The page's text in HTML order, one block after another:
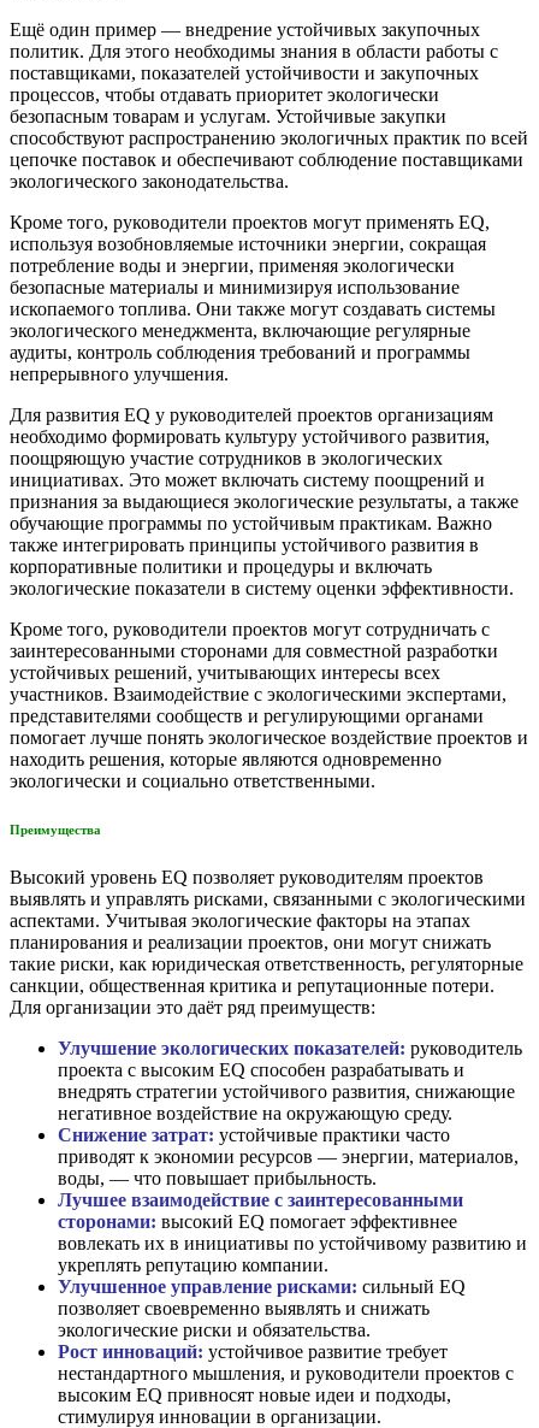
Ещё один пример — внедрение устойчивых закупочных
политик. Для этого необходимы знания в области работы с
поставщиками, показателей устойчивости и закупочных
процессов, чтобы отдавать приоритет экологически
безопасным товарам и услугам. Устойчивые закупки
способствуют распространению экологичных практик по всей
цепочке поставок и обеспечивают соблюдение поставщиками
экологического законодательства.
Кроме того, руководители проектов могут применять EQ,
используя возобновляемые источники энергии, сокращая
потребление воды и энергии, применяя экологически
безопасные материалы и минимизируя использование
ископаемого топлива. Они также могут создавать системы
экологического менеджмента, включающие регулярные
аудиты, контроль соблюдения требований и программы
непрерывного улучшения.
Для развития EQ у руководителей проектов организациям
необходимо формировать культуру устойчивого развития,
поощряющую участие сотрудников в экологических
инициативах. Это может включать систему поощрений и
признания за выдающиеся экологические результаты, а также
обучающие программы по устойчивым практикам. Важно
также интегрировать принципы устойчивого развития в
корпоративные политики и процедуры и включать
экологические показатели в систему оценки эффективности.
Кроме того, руководители проектов могут сотрудничать с
заинтересованными сторонами для совместной разработки
устойчивых решений, учитывающих интересы всех
участников. Взаимодействие с экологическими экспертами,
представителями сообществ и регулирующими органами
помогает лучше понять экологическое воздействие проектов и
находить решения, которые являются одновременно
экологически и социально ответственными.
Преимущества
Высокий уровень EQ позволяет руководителям проектов
выявлять и управлять рисками, связанными с экологическими
аспектами. Учитывая экологические факторы на этапах
планирования и реализации проектов, они могут снижать
такие риски, как юридическая ответственность, регуляторные
санкции, общественная критика и репутационные потери.
Для организации это даёт ряд преимуществ:
Улучшение экологических показателей: руководитель
проекта с высоким EQ способен разрабатывать и
внедрять стратегии устойчивого развития, снижающие
негативное воздействие на окружающую среду.
Снижение затрат: устойчивые практики часто
приводят к экономии ресурсов — энергии, материалов,
воды, — что повышает прибыльность.
Лучшее взаимодействие с заинтересованными
сторонами: высокий EQ помогает эффективнее
вовлекать их в инициативы по устойчивому развитию и
укреплять репутацию компании.
Улучшенное управление рисками: сильный EQ
позволяет своевременно выявлять и снижать
экологические риски и обязательства.
Рост инноваций: устойчивое развитие требует
нестандартного мышления, и руководители проектов с
высоким EQ привносят новые идеи и подходы,
стимулируя инновации в организации.